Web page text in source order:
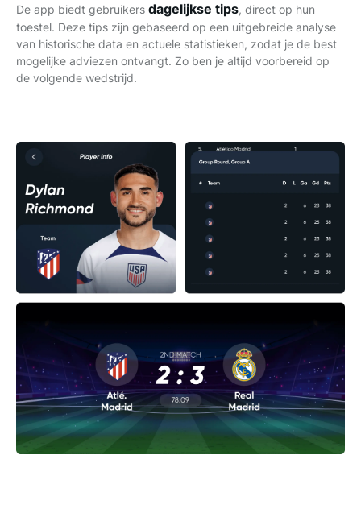
De app biedt gebruikers dagelijkse tips, direct op hun
toestel. Deze tips zijn gebaseerd op een uitgebreide analyse
van historische data en actuele statistieken, zodat je de best
mogelijke adviezen ontvangt. Zo ben je altijd voorbereid op
de volgende wedstrijd.